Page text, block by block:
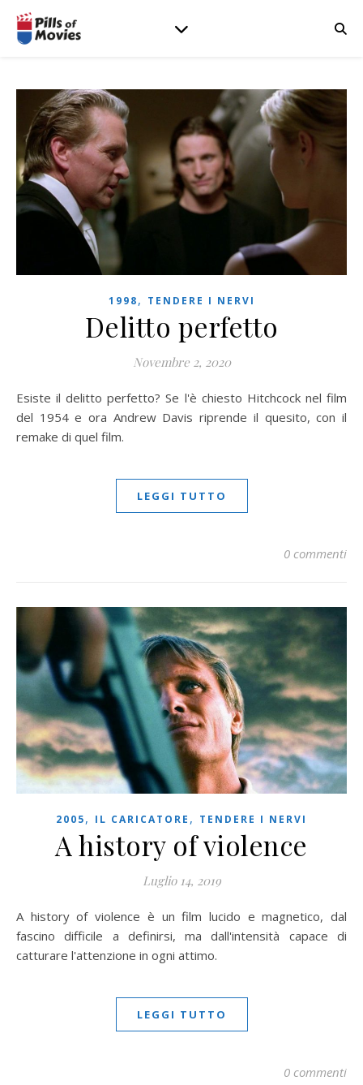
1998, TENDERE I NERVI
Delitto perfetto
Novembre 2, 2020
Esiste il delitto perfetto? Se l'è chiesto Hitchcock nel film
del 1954 e ora Andrew Davis riprende il quesito, con il
remake di quel film.
LEGGI TUTTO
0 commenti
2005, IL CARICATORE , TENDERE I NERVI
A history of violence
Luglio 14, 2019
A history of violence è un film lucido e magnetico, dal
fascino difficile a definirsi, ma dall'intensità capace di
catturare l'attenzione in ogni attimo.
LEGGI TUTTO
0 commenti